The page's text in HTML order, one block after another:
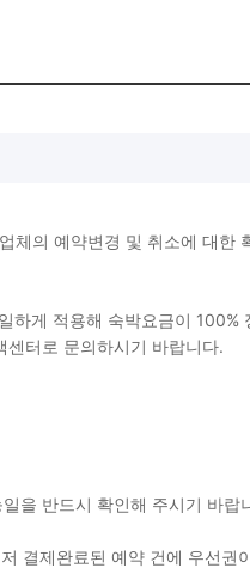
의 예약변경 및 취소에 대한
하게 적용해 숙박요금이 100%
터로 문의하시기 바랍니다.
을 반드시 확인해 주시기 바랍
결제완료된 예약 건에 우선권